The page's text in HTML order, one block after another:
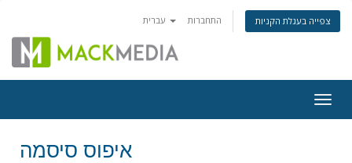
התחברות צפייה בעגלת הקניות
איפוס סיסמה